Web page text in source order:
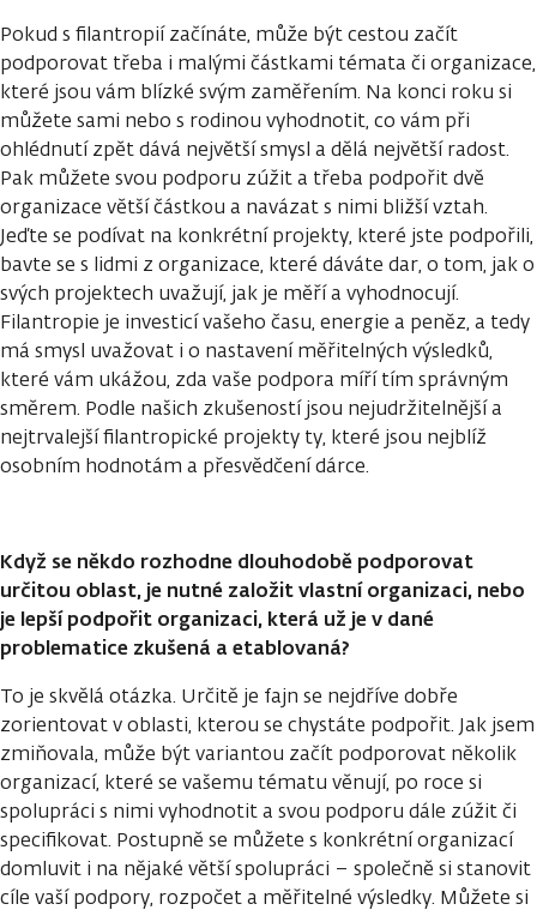
Pokud s filantropií začínáte, může být cestou začít
podporovat třeba i malými částkami témata či organizace,
které jsou vám blízké svým zaměřením. Na konci roku si
můžete sami nebo s rodinou vyhodnotit, co vám při
ohlédnutí zpět dává největší smysl a dělá největší radost.
Pak můžete svou podporu zúžit a třeba podpořit dvě
organizace větší částkou a navázat s nimi bližší vztah.
Jeďte se podívat na konkrétní projekty, které jste podpořili,
bavte se s lidmi z organizace, které dáváte dar, o tom, jak o
svých projektech uvažují, jak je měří a vyhodnocují.
Filantropie je investicí vašeho času, energie a peněz, a tedy
má smysl uvažovat i o nastavení měřitelných výsledků,
které vám ukážou, zda vaše podpora míří tím správným
směrem. Podle našich zkušeností jsou nejudržitelnější a
nejtrvalejší filantropické projekty ty, které jsou nejblíž
osobním hodnotám a přesvědčení dárce.
Když se někdo rozhodne dlouhodobě podporovat
určitou oblast, je nutné založit vlastní organizaci, nebo
je lepší podpořit organizaci, která už je v dané
problematice zkušená a etablovaná?
To je skvělá otázka. Určitě je fajn se nejdříve dobře
zorientovat v oblasti, kterou se chystáte podpořit. Jak jsem
zmiňovala, může být variantou začít podporovat několik
organizací, které se vašemu tématu věnují, po roce si
spolupráci s nimi vyhodnotit a svou podporu dále zúžit či
specifikovat. Postupně se můžete s konkrétní organizací
domluvit i na nějaké větší spolupráci – společně si stanovit
cíle vaší podpory, rozpočet a měřitelné výsledky. Můžete si